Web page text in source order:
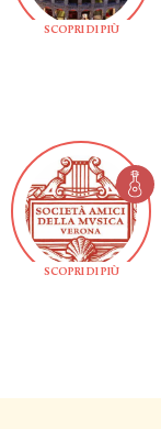
SCOPRI DI PIÙ
SCOPRI DI PIÙ